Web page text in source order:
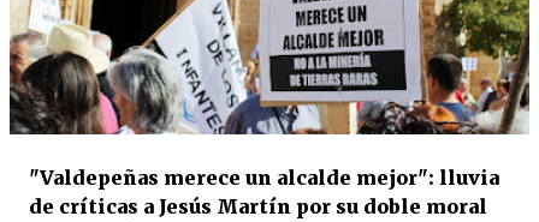
"Valdepeñas merece un alcalde mejor": lluvia
de críticas a Jesús Martín por su doble moral